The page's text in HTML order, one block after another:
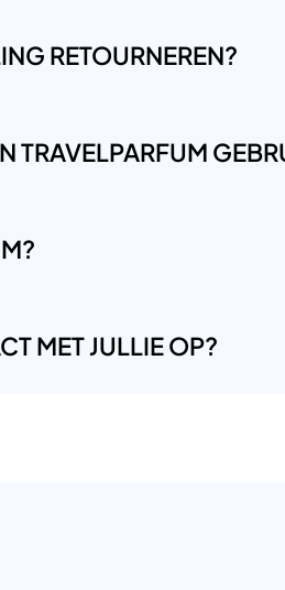
RETOURNEREN?
TRAVELPARFUM
MET JULLIE OP?